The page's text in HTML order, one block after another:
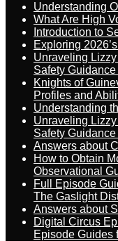
Understanding
What Are High
Introduction to
Exploring
Unraveling
Safety
Knights of
Profiles and
Understanding
Unraveling
Safety
Answers about
How to Obtain
Observational
Full Episode
The Gaslight
Answers about
Digital Circus
Episode Guides